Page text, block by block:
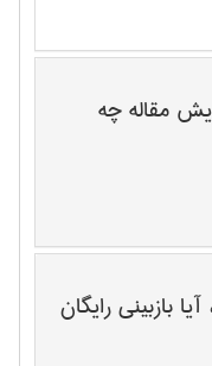
مقاله چه
بازبینی رایگان